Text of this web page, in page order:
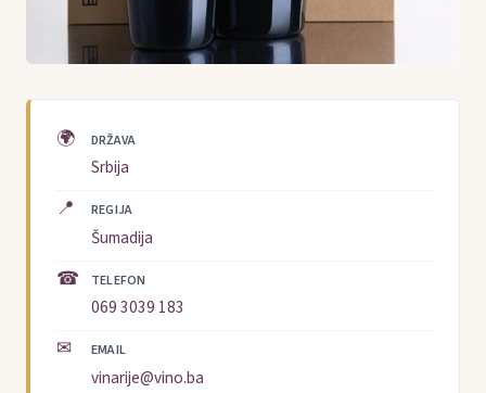
🌍 DRŽAVA
Srbija
📍 REGIJA
Šumadija
☎ TELEFON
069 3039 183
✉ EMAIL
vinarije@vino.ba